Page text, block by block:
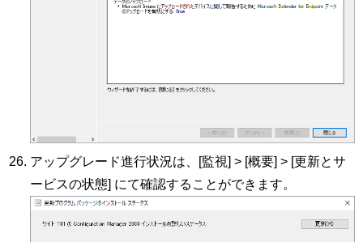
アップグレード進行状況は、[監視] > [概要] > [更新とサ
ービスの状態] にて確認することができます。